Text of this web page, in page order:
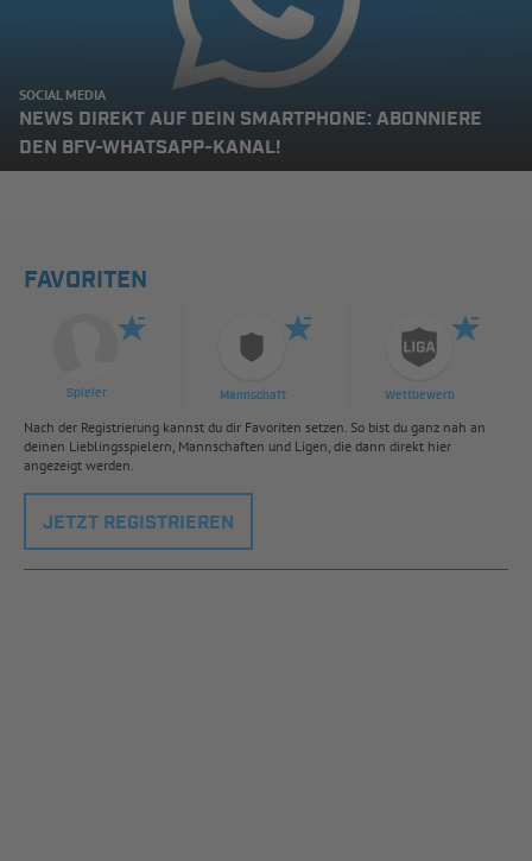
SOCIAL MEDIA
NEWS DIREKT AUF DEIN SMARTPHONE: ABONNIERE
DEN BFV-WHATSAPP-KANAL!
FAVORITEN
Spieler Mannschaft Wettbewerb
Nach der Registrierung kannst du dir Favoriten setzen. So bist du ganz nah an
deinen Lieblingsspielern, Mannschaften und Ligen, die dann direkt hier
angezeigt werden.
JETZT REGISTRIEREN